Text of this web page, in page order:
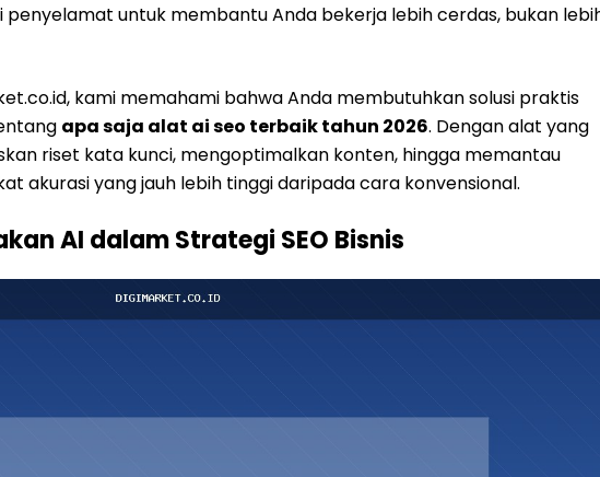
penyelamat untuk membantu Anda bekerja lebih cerdas, bukan
kami memahami bahwa Anda membutuhkan solusi praktis
apa saja alat ai seo terbaik tahun 2026. Dengan alat yang
riset kata kunci, mengoptimalkan konten, hingga memantau
akurasi yang jauh lebih tinggi daripada cara konvensional.
AI dalam Strategi SEO Bisnis